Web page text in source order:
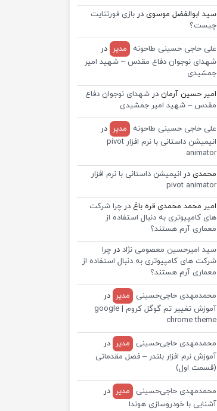
سید ابوالفضل موسوی دربازی فورتنایت
چیست؟
علی حاجی حسینی طاحونه مدیر
در
شهدای نوجوان دفاع مقدس – شهید امیر
جمشیدی
امیر حسین آرمان درشهدای نوجوان دفاع
مقدس – شهید امیر جمشیدی
علی حاجی حسینی طاحونه مدیر
در
انیمیشن داستانی با نرم افزار pivot
animator
محمدی در انیمیشن داستانی با نرم افزار
pivot animator
امیر محمد محمدی قره باغ درچرا شرکت
های کامپیوتری به دنبال استفاده از
معماری آرم هستند؟
سید امیرحسین معصومی نژاد درچرا
شرکت های کامپیوتری به دنبال استفاده از
معماری آرم هستند؟
محمدمهدی حاجی‌حسینی مدیر
در
آموزش تغییر تم گوگل کروم | google
chrome theme
محمدمهدی حاجی‌حسینی مدیر
در
آموزش نرم افزار بلندر – فصل مقدماتی
(قسمت اول)
محمدمهدی حاجی‌حسینی مدیر
در
آشنایی با خودروسازی هوندا